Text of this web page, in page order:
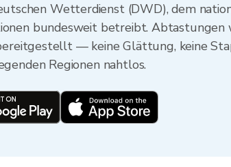
Wetterdienst (DWD), dem
bundesweit betreibt.
— keine Glättung, keine
Regionen nahtlos.